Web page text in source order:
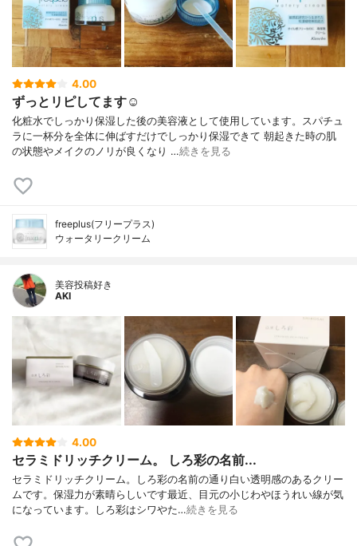
4.00
ずっとリピしてます☺︎
化粧水でしっかり保湿した後の美容液として使用しています。スパチュ
ラに一杯分を全体に伸ばすだけでしっかり保湿できて 朝起きた時の肌
の状態やメイクのノリが良くなり …続きを見る
freeplus(フリープラス)
ウォータリークリーム
美容投稿好き
AKI
4.00
セラミドリッチクリーム。 しろ彩の名前...
セラミドリッチクリーム。しろ彩の名前の通り白い透明感のあるクリー
ムです。保湿力が素晴らしいです最近、目元の小じわやほうれい線が気
になっています。しろ彩はシワやた…続きを見る